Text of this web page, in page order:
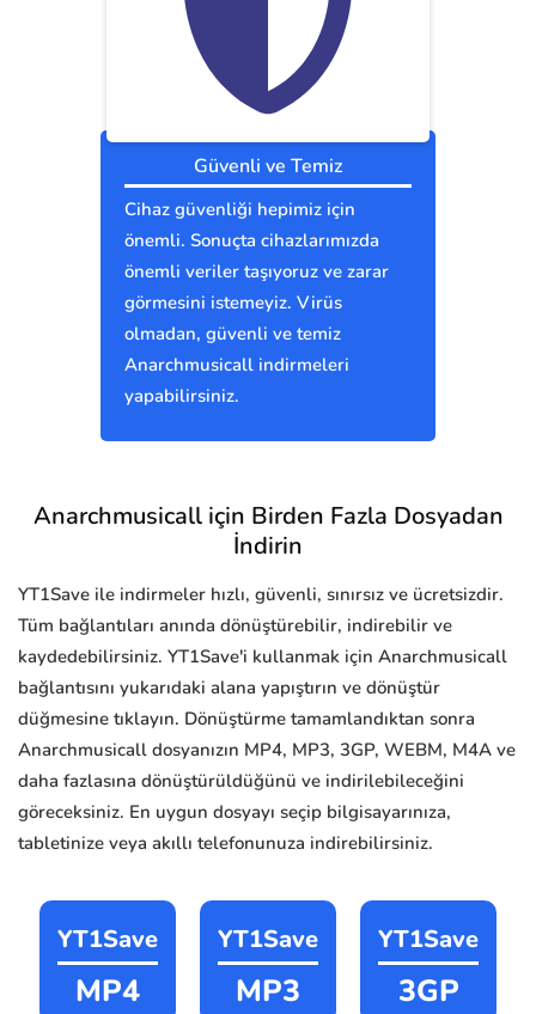
Güvenli ve Temiz
Cihaz güvenliği hepimiz için
önemli. Sonuçta cihazlarımızda
önemli veriler taşıyoruz ve zarar
görmesini istemeyiz. Virüs
olmadan, güvenli ve temiz
Anarchmusicall indirmeleri
yapabilirsiniz.
Anarchmusicall için Birden Fazla Dosyadan
İndirin
YT1Save ile indirmeler hızlı, güvenli, sınırsız ve ücretsizdir.
Tüm bağlantıları anında dönüştürebilir, indirebilir ve
kaydedebilirsiniz. YT1Save'i kullanmak için Anarchmusicall
bağlantısını yukarıdaki alana yapıştırın ve dönüştür
düğmesine tıklayın. Dönüştürme tamamlandıktan sonra
Anarchmusicall dosyanızın MP4, MP3, 3GP, WEBM, M4A ve
daha fazlasına dönüştürüldüğünü ve indirilebileceğini
göreceksiniz. En uygun dosyayı seçip bilgisayarınıza,
tabletinize veya akıllı telefonunuza indirebilirsiniz.
YT1Save
MP4
YT1Save
MP3
YT1Save
3GP